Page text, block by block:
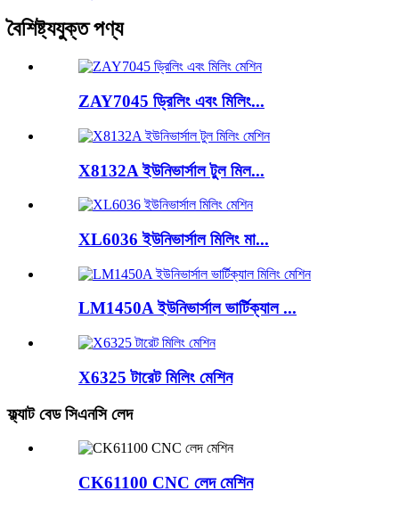
বৈশিষ্ট্যযুক্ত পণ্য
ZAY7045 ড্রিলিং এবং মিলিং...
X8132A ইউনিভার্সাল টুল মিল...
XL6036 ইউনিভার্সাল মিলিং মা...
LM1450A ইউনিভার্সাল ভার্টিক্যাল ...
X6325 টারেট মিলিং মেশিন
ফ্ল্যাট বেড সিএনসি লেদ
CK61100 CNC লেদ মেশিন